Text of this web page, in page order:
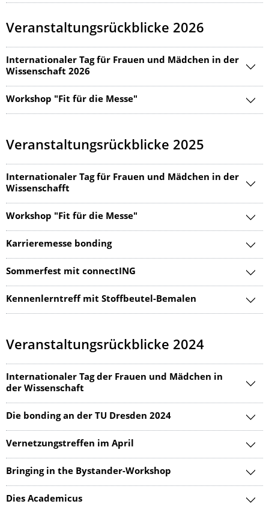
Veranstaltungsrückblicke 2026
Internationaler Tag für Frauen und Mädchen in der
Wissenschaft 2026
Workshop "Fit für die Messe"
Veranstaltungsrückblicke 2025
Internationaler Tag für Frauen und Mädchen in der
Wissenschafft
Workshop "Fit für die Messe"
Karrieremesse bonding
Sommerfest mit connectING
Kennenlerntreff mit Stoffbeutel-Bemalen
Veranstaltungsrückblicke 2024
Internationaler Tag der Frauen und Mädchen in
der Wissenschaft
Die bonding an der TU Dresden 2024
Vernetzungstreffen im April
Bringing in the Bystander-Workshop
Dies Academicus